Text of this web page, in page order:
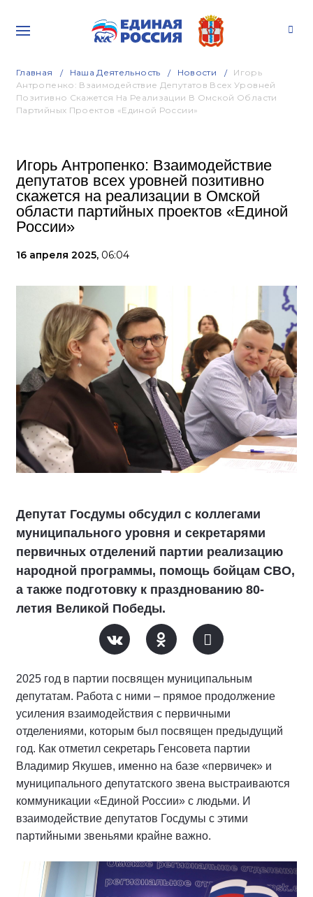
Главная Наша Деятельность Новости
Игорь
Антропенко: Взаимодействие Депутатов Всех Уровней
Позитивно Скажется На Реализации В Омской Области
Партийных Проектов «Единой России»
Игорь Антропенко: Взаимодействие
депутатов всех уровней позитивно
скажется на реализации в Омской
области партийных проектов «Единой
России»
16 апреля 2025, 06:04
Депутат Госдумы обсудил с коллегами
муниципального уровня и секретарями
первичных отделений партии реализацию
народной программы, помощь бойцам СВО,
а также подготовку к празднованию 80-
летия Великой Победы.
2025 год в партии посвящен муниципальным
депутатам. Работа с ними – прямое продолжение
усиления взаимодействия с первичными
отделениями, которым был посвящен предыдущий
год. Как отметил секретарь Генсовета партии
Владимир Якушев, именно на базе «первичек» и
муниципального депутатского звена выстраиваются
коммуникации «Единой России» с людьми. И
взаимодействие депутатов Госдумы с этими
партийными звеньями крайне важно.